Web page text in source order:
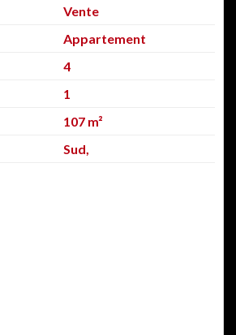
Vente
Appartement
4
1
107 m²
Sud,